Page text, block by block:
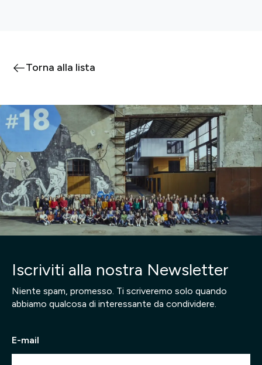
Torna alla lista
Iscriviti alla nostra Newsletter
Niente spam, promesso. Ti scriveremo solo quando
abbiamo qualcosa di interessante da condividere.
E-mail